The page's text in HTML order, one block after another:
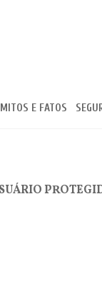
MITOS E FATOS